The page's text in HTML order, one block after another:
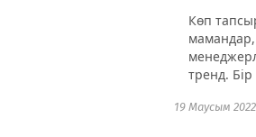
Көп
мамандар,
тренд. Бір
күнделікті
19 Маусым 2022